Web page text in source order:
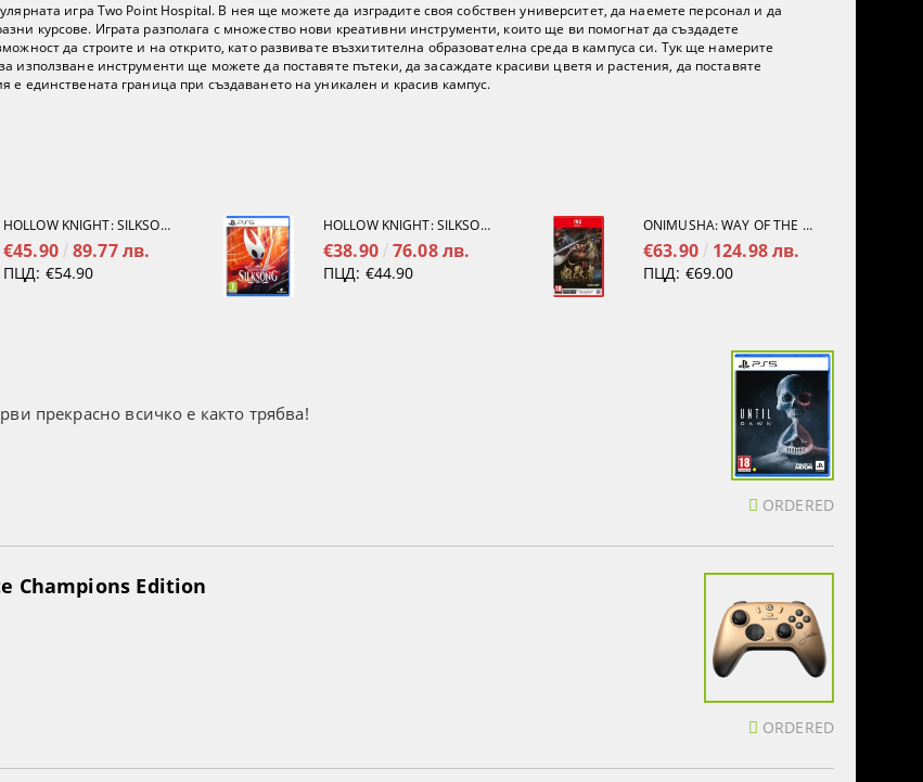
игра Two Point Hospital. В нея ще можете да изградите своя собствен университет, да наемете персонал и да
курсове. Играта разполага с множество нови креативни инструменти, които ще ви помогнат да създадете
да строите и на открито, като развивате възхитителна образователна среда в кампуса си. Тук ще намерите
използване инструменти ще можете да поставяте пътеки, да засаждате красиви цветя и растения, да поставяте
единствената граница при създаването на уникален и красив кампус.
HOLLOW KNIGHT: SILKSONG [NINTENDO SWITCH 2]
€45.90 89.77 лв.
ПЦД: €54.90
HOLLOW KNIGHT: SILKSONG [PS5]
€38.90 76.08 лв.
ПЦД: €44.90
ONIMUSHA: WAY OF THE SWORD [NINTENDO SWITCH 2]
€63.90 124.98 лв.
ПЦД: €69.00
прекрасно всичко е както трябва!
ORDERED
Champions Edition
ORDERED